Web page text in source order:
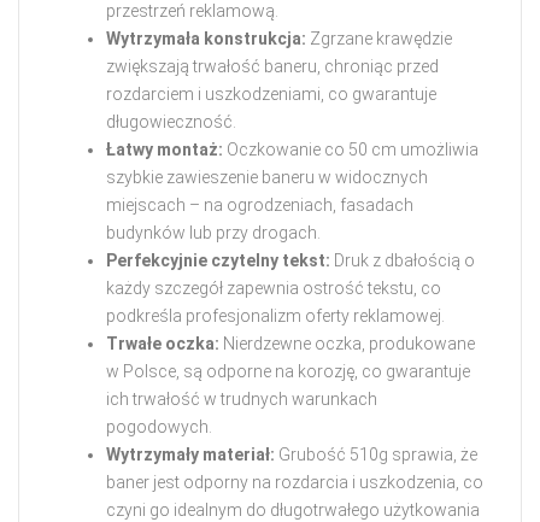
przestrzeń reklamową.
Wytrzymała konstrukcja: Zgrzane krawędzie
zwiększają trwałość baneru, chroniąc przed
rozdarciem i uszkodzeniami, co gwarantuje
długowieczność.
Łatwy montaż: Oczkowanie co 50 cm umożliwia
szybkie zawieszenie baneru w widocznych
miejscach – na ogrodzeniach, fasadach
budynków lub przy drogach.
Perfekcyjnie czytelny tekst: Druk z dbałością o
każdy szczegół zapewnia ostrość tekstu, co
podkreśla profesjonalizm oferty reklamowej.
Trwałe oczka: Nierdzewne oczka, produkowane
w Polsce, są odporne na korozję, co gwarantuje
ich trwałość w trudnych warunkach
pogodowych.
Wytrzymały materiał: Grubość 510g sprawia, że
baner jest odporny na rozdarcia i uszkodzenia, co
czyni go idealnym do długotrwałego użytkowania